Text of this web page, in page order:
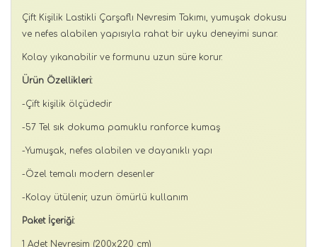
Çift Kişilik Lastikli Çarşaflı Nevresim Takımı, yumuşak dokusu
ve nefes alabilen yapısıyla rahat bir uyku deneyimi sunar.
Kolay yıkanabilir ve formunu uzun süre korur.
Ürün Özellikleri:
-Çift kişilik ölçüdedir
-57 Tel sık dokuma pamuklu ranforce kumaş
-Yumuşak, nefes alabilen ve dayanıklı yapı
-Özel temalı modern desenler
-Kolay ütülenir, uzun ömürlü kullanım
Paket İçeriği:
1 Adet Nevresim (200x220 cm)